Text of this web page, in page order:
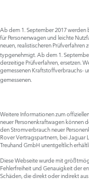
Ab dem 1. September 2017 werden
für Personenwagen und leichte
neuen, realistischeren
typgenehmigt. Ab dem 1.
derzeitige Prüfverfahren, ersetzen.
gemessenen Kraftstoffverbrauchs-
gemessenen.
Weitere Informationen zum
neuer Personenkraftwagen können
den Stromverbrauch neuer
Rover Vertragspartnern, bei
Treuhand GmbH unentgeltlich
Diese Webseite wurde mit
Fehlerfreiheit und Genauigkeit der
Schäden, die direkt oder indirekt